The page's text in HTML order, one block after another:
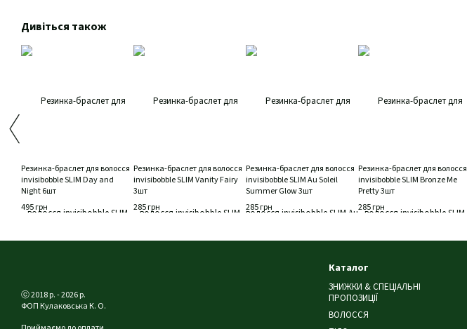
Дивіться також
Резинка-браслет для волосся
invisibobble SLIM Day and
Night 6шт
495 грн
Резинка-браслет для волосся
invisibobble SLIM Vanity Fairy
3шт
285 грн
Резинка-браслет для волосся
invisibobble SLIM Au Soleil
Summer Glow 3шт
285 грн
Резинка-браслет для волосся
invisibobble SLIM Bronze Me
Pretty 3шт
285 грн
ⓒ 2018 р. - 2026 р.
ФОП Кулаковська К. О.
Каталог
ЗНИЖКИ & СПЕЦІАЛЬНІ
ПРОПОЗИЦІЇ
ВОЛОССЯ